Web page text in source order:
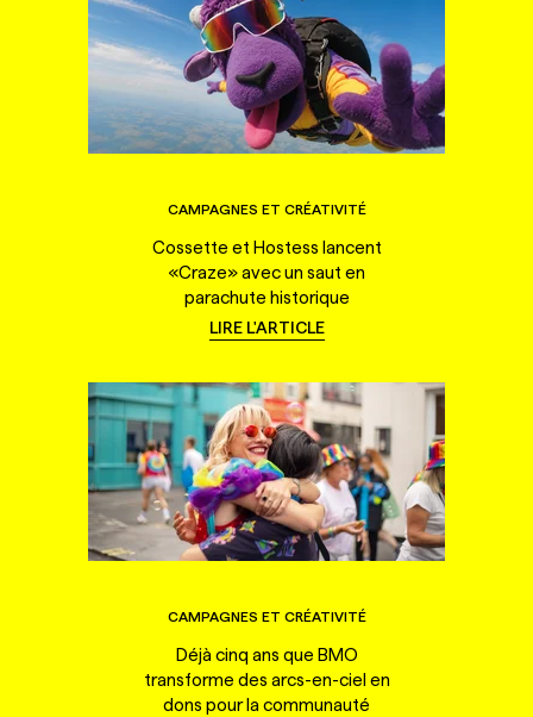
CAMPAGNES ET CRÉATIVITÉ
Cossette et Hostess lancent
«Craze» avec un saut en
parachute historique
LIRE L'ARTICLE
CAMPAGNES ET CRÉATIVITÉ
Déjà cinq ans que BMO
transforme des arcs-en-ciel en
dons pour la communauté